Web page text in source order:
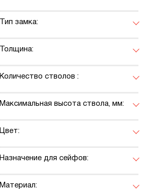
Тип замка:
Толщина:
Количество стволов :
Максимальная высота ствола, мм:
Цвет:
Назначение для сейфов:
Материал: